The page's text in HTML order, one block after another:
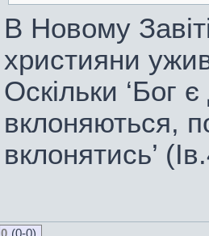
В Новому
християни
Оскільки ‘Бог
вклоняються,
вклонятись’
0 (0-0)